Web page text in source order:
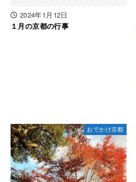
2024年1月12日
１月の京都の行事
おでかけ京都